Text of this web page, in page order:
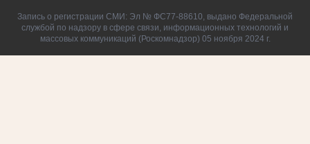
Запись о регистрации СМИ: Эл № ФС77-88610, выдано Федеральной
службой по надзору в сфере связи, информационных технологий и
массовых коммуникаций (Роскомнадзор) 05 ноября 2024 г.